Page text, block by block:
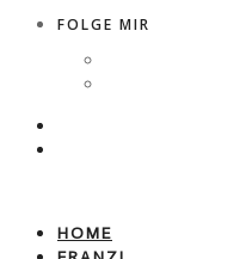
FOLGE MIR
HOME